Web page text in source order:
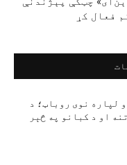
فعال کړ
لپاره نوی روباټ؛ د
او د کبانو په څېر